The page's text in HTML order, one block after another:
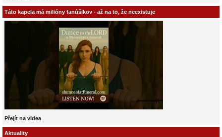
Táto kapela má milióny fanúšikov - až na to, že neexistuje
Přejít na videa
Aktuality